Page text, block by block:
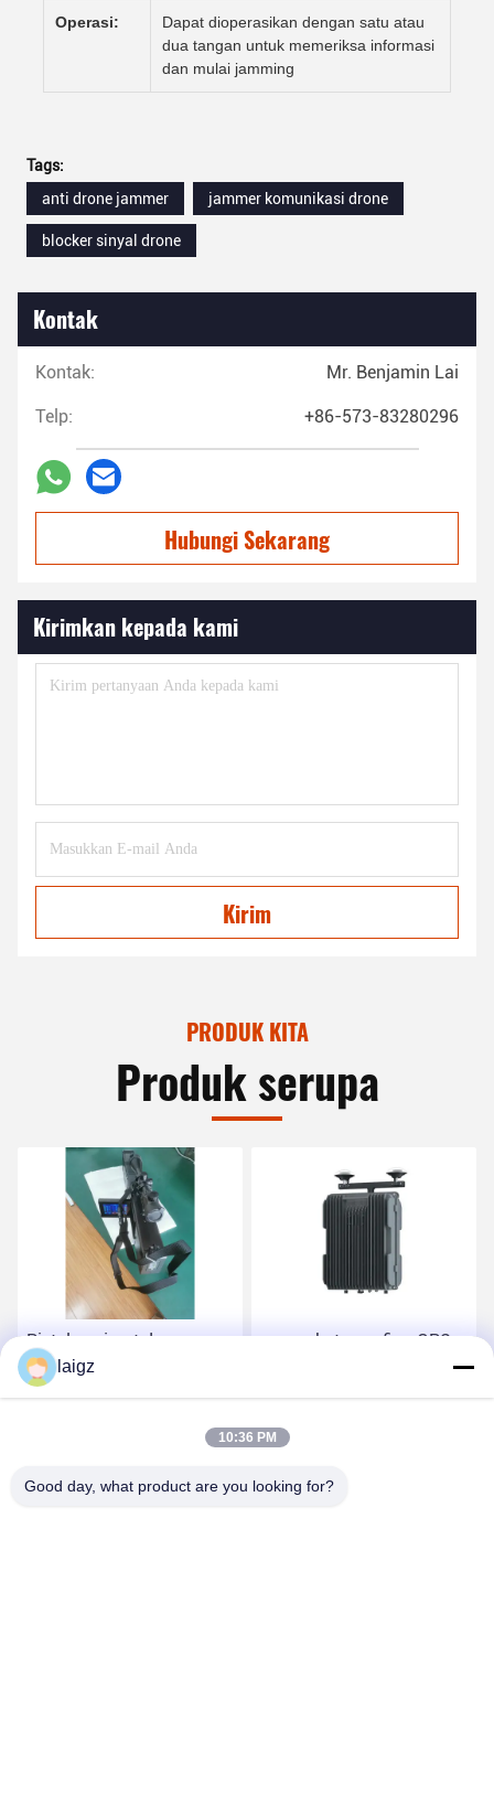
Operasi:
Dapat dioperasikan dengan satu atau
dua tangan untuk memeriksa informasi
dan mulai jamming
Tags:
anti drone jammer
jammer komunikasi drone
blocker sinyal drone
Kontak
Kontak: Mr. Benjamin Lai
Telp: +86-573-83280296
Hubungi Sekarang
Kirimkan kepada kami
Kirim
PRODUK KITA
Produk serupa
Pistol penjerat drone
portabel dengan fungsi
deteksi drone
Dapatkan Harga Terbaik
perangkat spoofing GPS
drone ransel dengan jarak
pertahanan 3km
Dapatkan Harga Terbaik
laigz
10:36 PM
Good day, what product are you looking for?